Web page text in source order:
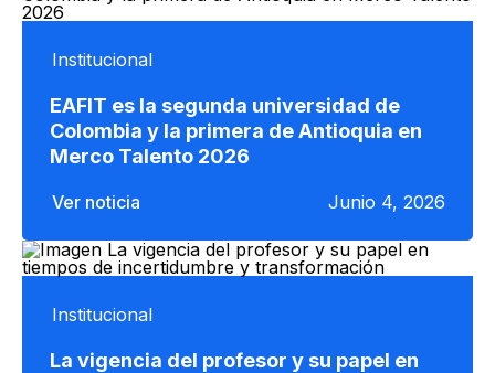
Institucional
EAFIT es la segunda universidad de
Colombia y la primera de Antioquia en
Merco Talento 2026
Ver noticia Junio 4, 2026
Institucional
La vigencia del profesor y su papel en